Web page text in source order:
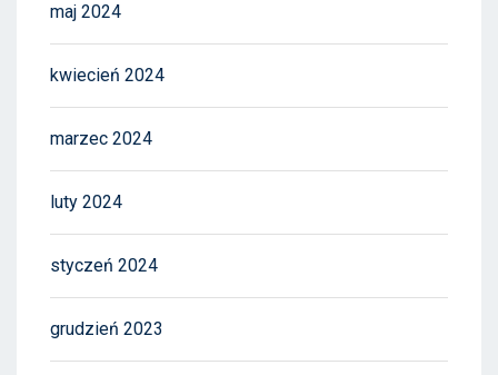
maj 2024
kwiecień 2024
marzec 2024
luty 2024
styczeń 2024
grudzień 2023